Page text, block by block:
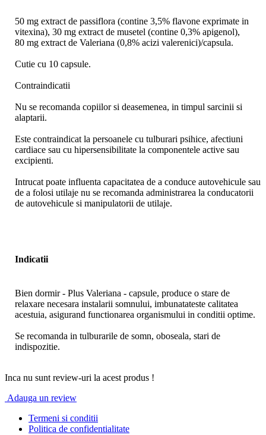
50 mg extract de passiflora (contine 3,5% flavone exprimate in
vitexina), 30 mg extract de musetel (contine 0,3% apigenol),
80 mg extract de Valeriana (0,8% acizi valerenici)/capsula.
Cutie cu 10 capsule.
Contraindicatii
Nu se recomanda copiilor si deasemenea, in timpul sarcinii si
alaptarii.
Este contraindicat la persoanele cu tulburari psihice, afectiuni
cardiace sau cu hipersensibilitate la componentele active sau
excipienti.
Intrucat poate influenta capacitatea de a conduce autovehicule sau
de a folosi utilaje nu se recomanda administrarea la conducatorii
de autovehicule si manipulatorii de utilaje.
Indicatii
Bien dormir - Plus Valeriana - capsule, produce o stare de
relaxare necesara instalarii somnului, imbunatateste calitatea
acestuia, asigurand functionarea organismului in conditii optime.
Se recomanda in tulburarile de somn, oboseala, stari de
indispozitie.
Inca nu sunt review-uri la acest produs !
Adauga un review
Termeni si conditii
Politica de confidentialitate